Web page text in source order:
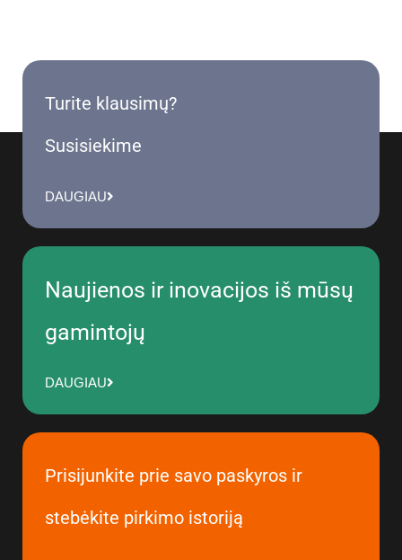
Turite klausimų?
Susisiekime
DAUGIAU
Naujienos ir inovacijos iš mūsų
gamintojų
DAUGIAU
Prisijunkite prie savo paskyros ir
stebėkite pirkimo istoriją